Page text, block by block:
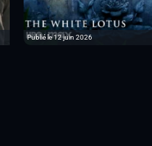
Publié le 12 juin 2026